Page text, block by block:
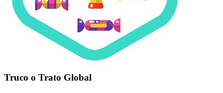
Truco o Trato Global